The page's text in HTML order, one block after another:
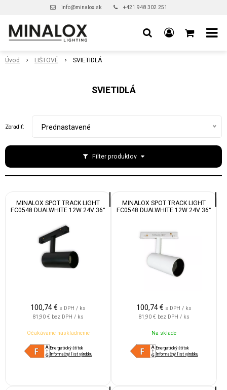
info@minalox.sk +421 948 302 251
Úvod LIŠTOVÉ SVIETIDLÁ
SVIETIDLÁ
Filter produktov
Zoradiť: Prednastavené
MINALOX SPOT TRACK LIGHT
FC0548 DUALWHITE 12W 24V 36°
100,74€ s DPH / ks
81,90 € bez DPH / ks
Očakávame naskladnenie
Energetický štítok
Informačný list výrobku
MINALOX SPOT TRACK LIGHT
FC0548 DUALWHITE 12W 24V 36°
100,74€ s DPH / ks
81,90 € bez DPH / ks
Na sklade
Energetický štítok
Informačný list výrobku